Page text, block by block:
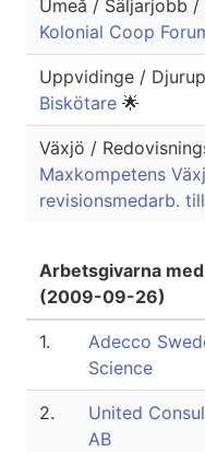
Umeå / Säljarjobb /
Kolonial Coop
Uppvidinge /
Biskötare 🌟
Växjö /
Maxkompetens
revisionsmedarb.
Arbetsgivarna
(2009-09-26)
1.
Adecco
Science
2.
United
AB